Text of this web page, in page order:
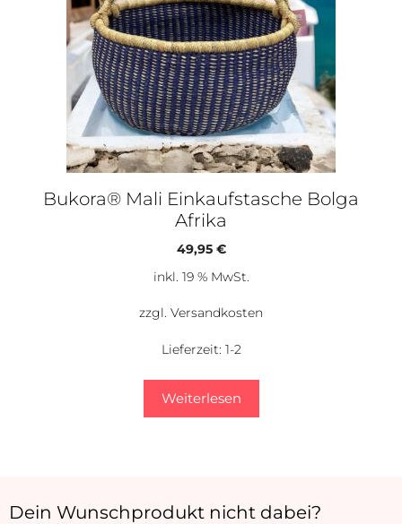
Bukora® Mali Einkaufstasche Bolga
Afrika
49,95 €
inkl. 19 % MwSt.
zzgl. Versandkosten
Lieferzeit: 1-2
Weiterlesen
Dein Wunschprodukt nicht dabei?